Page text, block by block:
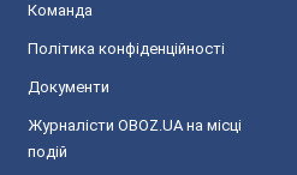
Команда
Політика конфіденційності
Документи
Журналісти OBOZ.UA на місці
подій